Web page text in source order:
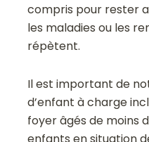
compris pour rester
les maladies ou les
répètent.
Il est important de
d’enfant à charge
foyer âgés de moins
enfants en situation